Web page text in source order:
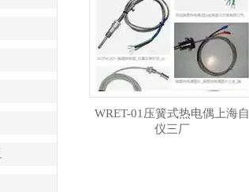
WRET-01压簧式热电偶上海自
仪三厂